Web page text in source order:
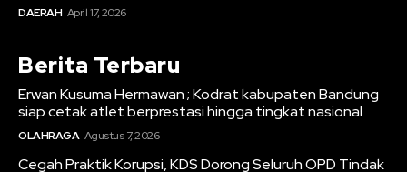
DAERAH April 17, 2026
Berita Terbaru
Erwan Kusuma Hermawan ; Kodrat kabupaten Bandung
siap cetak atlet berprestasi hingga tingkat nasional
OLAHRAGA Agustus 7, 2026
Cegah Praktik Korupsi, KDS Dorong Seluruh OPD Tindak